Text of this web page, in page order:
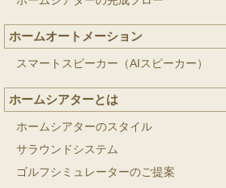
ホームオートメーション
スマートスピーカー（AIスピーカー）
ホームシアターとは
ホームシアターのスタイル
サラウンドシステム
ゴルフシミュレーターのご提案